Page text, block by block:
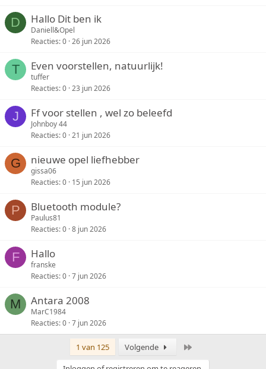
D Hallo Dit ben ik
Daniell&Opel
Reacties 0 26 jun 2026
T Even voorstellen, natuurlijk!
tuffer
Reacties 0 23 jun 2026
J Ff voor stellen , wel zo beleefd
Johnboy 44
Reacties 0 21 jun 2026
G nieuwe opel liefhebber
gissa06
Reacties 0 15 jun 2026
P Bluetooth module?
Paulus81
Reacties 0 8 jun 2026
F Hallo
franske
Reacties 0 7 jun 2026
M Antara 2008
MarC1984
Reacties 0 7 jun 2026
1 van 125 Volgende